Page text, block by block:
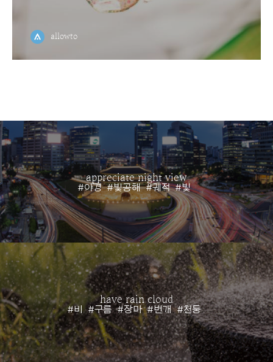
allowto
appreciate night view
#야경 #빛공해 #궤적 #빛
have rain cloud
#비 #구름 #장마 #번개 #천둥